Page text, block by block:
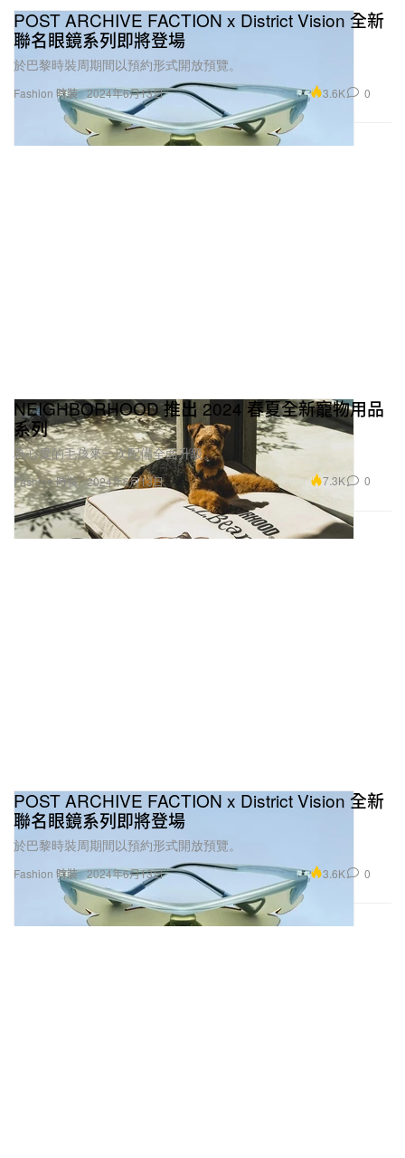
Fashion 時裝
POST ARCHIVE FACTION x District Vision 全新
聯名眼鏡系列即將登場
於巴黎時裝周期間以預約形式開放預覽。
2024年6月13日 3.6K 0
Fashion 時裝
NEIGHBORHOOD 推出 2024 春夏全新寵物用品
系列
為心愛的毛孩來一次配備全面升級。
2024年6月13日 7.3K 0
Fashion 時裝
POST ARCHIVE FACTION x District Vision 全新
聯名眼鏡系列即將登場
於巴黎時裝周期間以預約形式開放預覽。
2024年6月13日 3.6K 0